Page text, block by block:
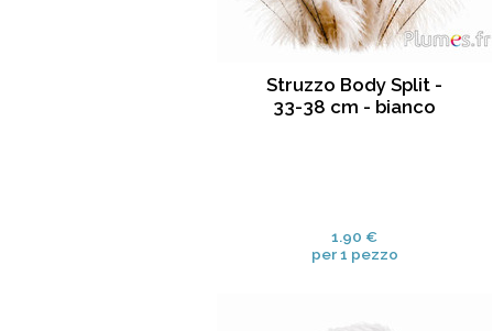
Struzzo Body Split -
33-38 cm - bianco
1.90 €
per 1 pezzo